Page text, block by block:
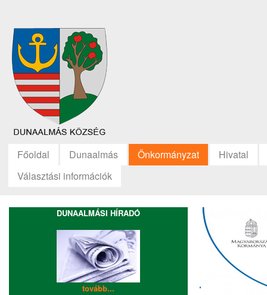
Főoldal Dunaalmás Önkormányzat
Hivatal
Választási információk
DUNAALMÁSI HÍRADÓ
tovább...